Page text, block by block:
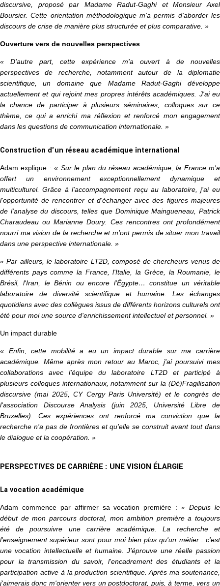
discursive, proposé par Madame Radut-Gaghi et Monsieur Axel
Boursier. Cette orientation méthodologique m'a permis d'aborder les
discours de crise de manière plus structurée et plus comparative. »
Ouverture vers de nouvelles perspectives
« D'autre part, cette expérience m'a ouvert à de nouvelles
perspectives de recherche, notamment autour de la diplomatie
scientifique, un domaine que Madame Radut-Gaghi développe
actuellement et qui rejoint mes propres intérêts académiques. J'ai eu
la chance de participer à plusieurs séminaires, colloques sur ce
thème, ce qui a enrichi ma réflexion et renforcé mon engagement
dans les questions de communication internationale. »
Construction d'un réseau académique international
Adam explique : « Sur le plan du réseau académique, la France m'a
offert un environnement exceptionnellement dynamique et
multiculturel. Grâce à l'accompagnement reçu au laboratoire, j'ai eu
l'opportunité de rencontrer et d'échanger avec des figures majeures
de l'analyse du discours, telles que Dominique Maingueneau, Patrick
Charaudeau ou Marianne Doury. Ces rencontres ont profondément
nourri ma vision de la recherche et m'ont permis de situer mon travail
dans une perspective internationale. »
« Par ailleurs, le laboratoire LT2D, composé de chercheurs venus de
différents pays comme la France, l'Italie, la Grèce, la Roumanie, le
Brésil, l'Iran, le Bénin ou encore l'Égypte… constitue un véritable
laboratoire de diversité scientifique et humaine. Les échanges
quotidiens avec des collègues issus de différents horizons culturels ont
été pour moi une source d'enrichissement intellectuel et personnel. »
Un impact durable
« Enfin, cette mobilité a eu un impact durable sur ma carrière
académique. Même après mon retour au Maroc, j'ai poursuivi mes
collaborations avec l'équipe du laboratoire LT2D et participé à
plusieurs colloques internationaux, notamment sur la (Dé)Fragilisation
discursive (mai 2025, CY Cergy Paris Université) et le congrès de
l'association Discourse Analysis (juin 2025, Université Libre de
Bruxelles). Ces expériences ont renforcé ma conviction que la
recherche n'a pas de frontières et qu'elle se construit avant tout dans
le dialogue et la coopération. »
PERSPECTIVES DE CARRIÈRE : UNE VISION ÉLARGIE
La vocation académique
Adam commence par affirmer sa vocation première :« Depuis le
début de mon parcours doctoral, mon ambition première a toujours
été de poursuivre une carrière académique. La recherche et
l'enseignement supérieur sont pour moi bien plus qu'un métier : c'est
une vocation intellectuelle et humaine. J'éprouve une réelle passion
pour la transmission du savoir, l'encadrement des étudiants et la
participation active à la production scientifique. Après ma soutenance,
j'aimerais donc m'orienter vers un postdoctorat, puis, à terme, vers un